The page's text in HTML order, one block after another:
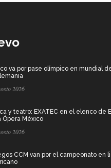
va por pase olímpico en mundial
2026
y teatro: EXATEC en el elenco de
Ópera México
2026
CCM van por el campeonato en